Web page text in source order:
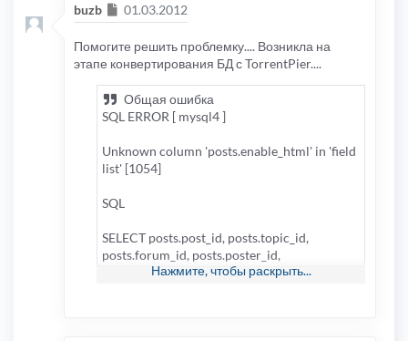
buzb Сообщение
01.03.2012
Помогите решить проблемку.... Возникла на
этапе конвертирования БД с TorrentPier....
Общая ошибка
SQL ERROR [ mysql4 ]
Unknown column 'posts.enable_html' in 'field
list' [1054]
SQL
SELECT posts.post_id, posts.topic_id,
posts.forum_id, posts.poster_id,
posts.poster_ip, posts.post_time,
Нажмите, чтобы раскрыть...